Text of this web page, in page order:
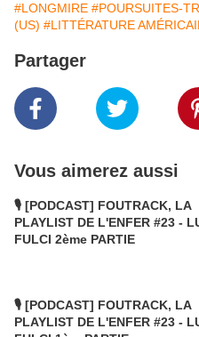
#LONGMIRE #POURSUITES-
(US) #LITTÉRATURE
Partager
Vous aimerez aussi
🎙️ [PODCAST] FOUTRACK, LA
PLAYLIST DE L'ENFER #23 -
FULCI 2ème PARTIE
🎙️ [PODCAST] FOUTRACK, LA
PLAYLIST DE L'ENFER #23 -